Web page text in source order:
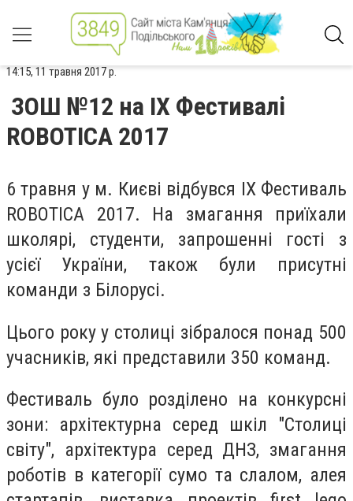
14:15, 11 травня 2017 р.
ЗОШ №12 на ІХ Фестивалі
ROBOTICA 2017
6 травня у м. Києві відбувся ІХ Фестиваль
ROBOTICA 2017. На змагання приїхали
школярі, студенти, запрошенні гості з
усієї України, також були присутні
команди з Білорусі.
Цього року у столиці зібралося понад 500
учасників, які представили 350 команд.
Фестиваль було розділено на конкурсні
зони: архітектурна серед шкіл "Столиці
світу", архітектура серед ДНЗ, змагання
роботів в категорії сумо та слалом, алея